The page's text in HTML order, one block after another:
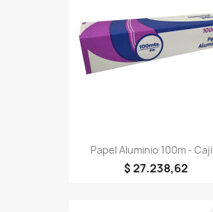
Papel Aluminio 100m -
$ 27.238,62